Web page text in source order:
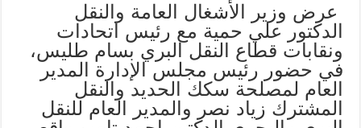
عرض وزير الأشغال العامة والنقل
الدكتور علي حمية مع رئيس اتحادات
ونقابات قطاع النقل البري بسام طليس،
في حضور رئيس مجلس الإدارة المدير
العام لمصلحة سكك الحديد والنقل
المشترك زياد نصر والمدير العام للنقل